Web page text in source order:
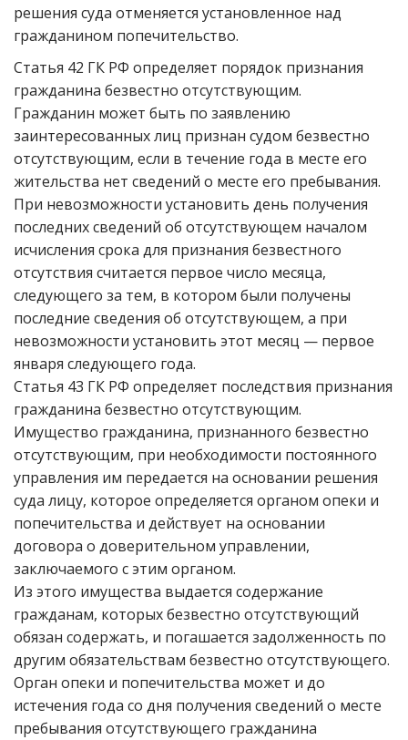
решения суда отменяется установленное над
гражданином попечительство.
Статья 42 ГК РФ определяет порядок признания
гражданина безвестно отсутствующим.
Гражданин может быть по заявлению
заинтересованных лиц признан судом безвестно
отсутствующим, если в течение года в месте его
жительства нет сведений о месте его пребывания.
При невозможности установить день получения
последних сведений об отсутствующем началом
исчисления срока для признания безвестного
отсутствия считается первое число месяца,
следующего за тем, в котором были получены
последние сведения об отсутствующем, а при
невозможности установить этот месяц — первое
января следующего года.
Статья 43 ГК РФ определяет последствия признания
гражданина безвестно отсутствующим.
Имущество гражданина, признанного безвестно
отсутствующим, при необходимости постоянного
управления им передается на основании решения
суда лицу, которое определяется органом опеки и
попечительства и действует на основании
договора о доверительном управлении,
заключаемого с этим органом.
Из этого имущества выдается содержание
гражданам, которых безвестно отсутствующий
обязан содержать, и погашается задолженность по
другим обязательствам безвестно отсутствующего.
Орган опеки и попечительства может и до
истечения года со дня получения сведений о месте
пребывания отсутствующего гражданина